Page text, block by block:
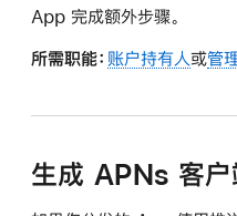
App 完成额外步骤。
所需职能： 账户持有人或管
生成 APNs 客